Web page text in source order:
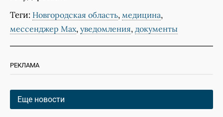
Теги: Новгородская область, медицина,
мессенджер Мах, уведомления, документы
РЕКЛАМА
Еще новости